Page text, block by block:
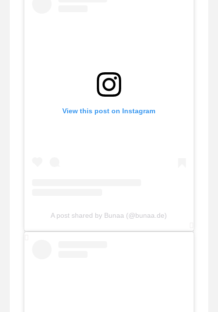
View this post on Instagram
A post shared by Bunaa (@bunaa.de)